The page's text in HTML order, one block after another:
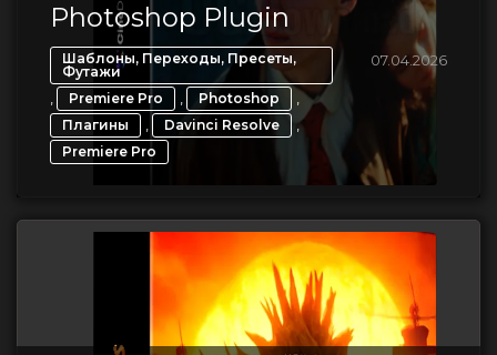
Photoshop Plugin
Шаблоны, Переходы, Пресеты,
Футажи
, Premiere Pro , Photoshop ,
Плагины , Davinci Resolve ,
Premiere Pro
07.04.2026